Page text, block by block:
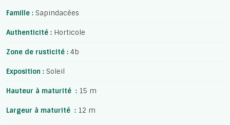
Famille : Sapindacées
Authenticité : Horticole
Zone de rusticité : 4b
Exposition : Soleil
Hauteur à maturité : 15 m
Largeur à maturité : 12 m